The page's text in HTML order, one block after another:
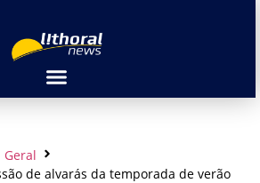
Geral
de alvarás da temporada de verão